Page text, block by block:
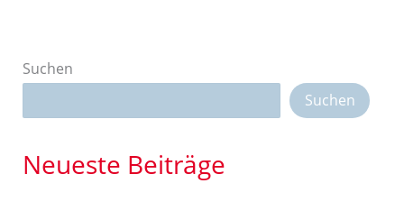
Suchen
Suchen
Neueste Beiträge